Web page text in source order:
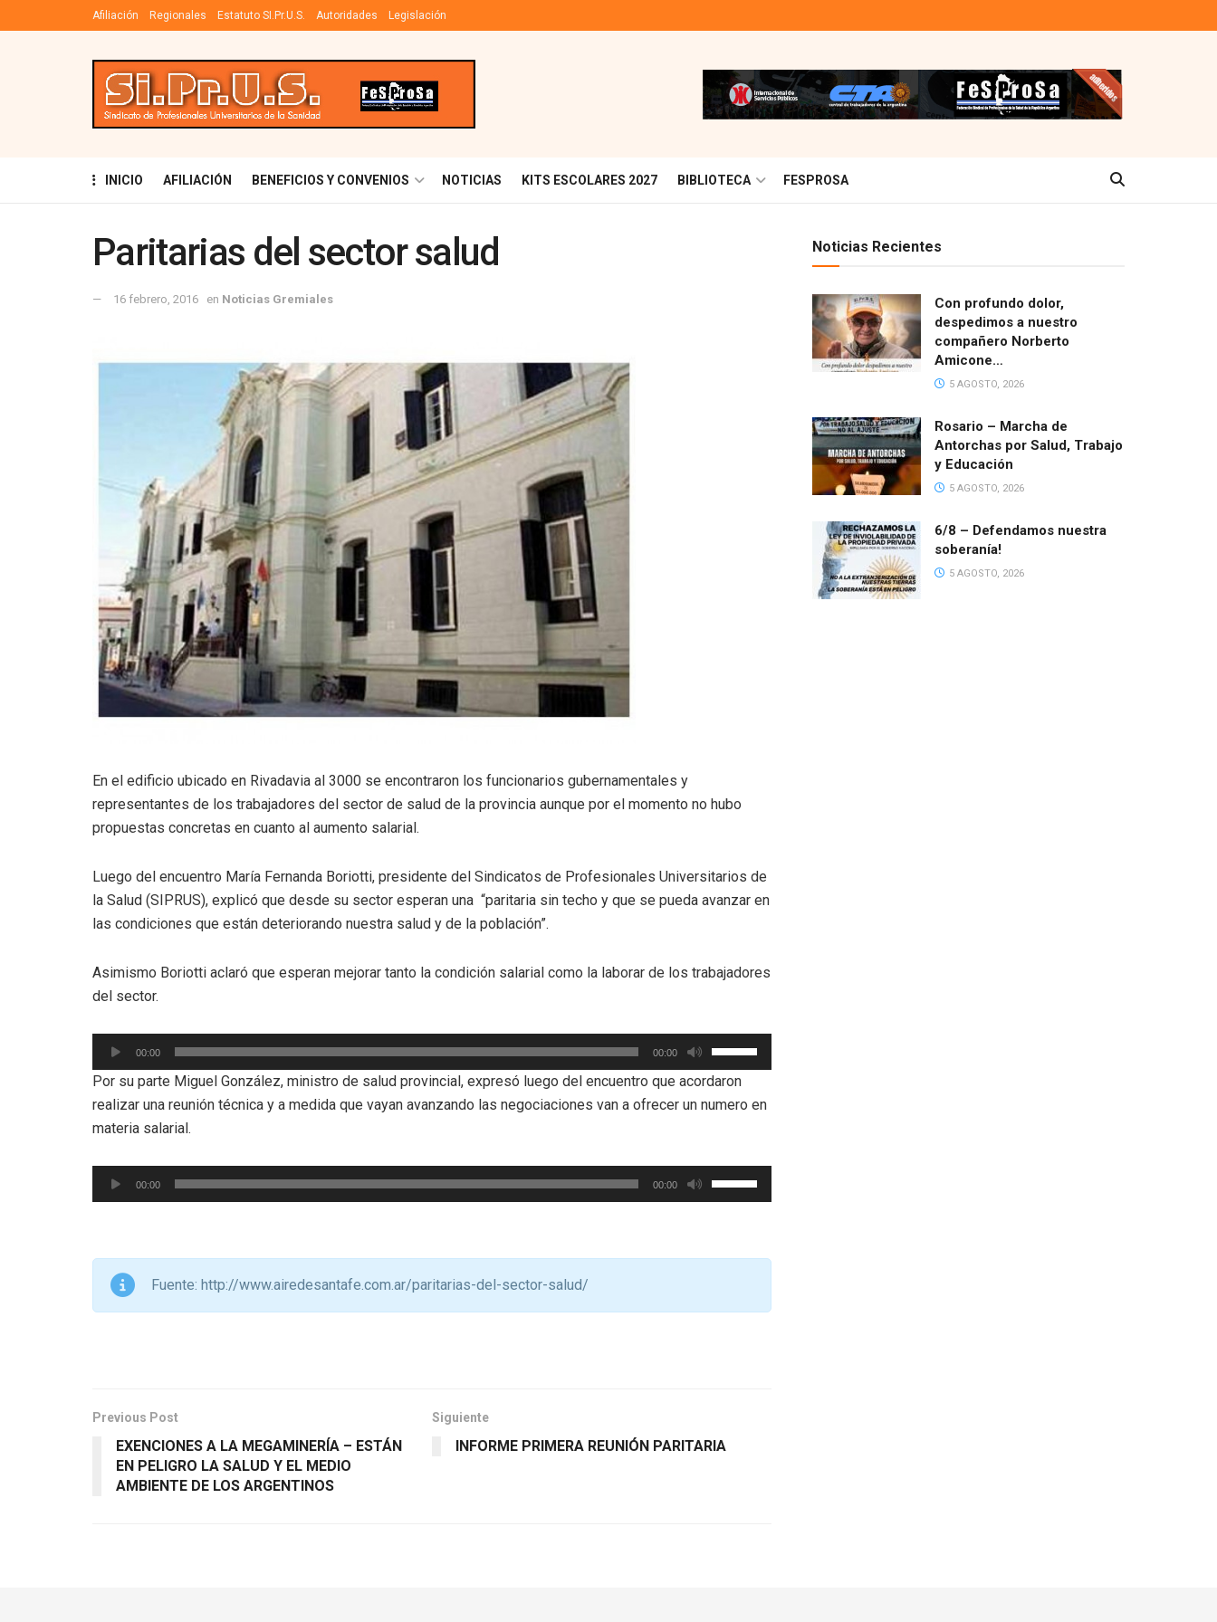
Afiliación Regionales Estatuto SI.Pr.U.S. Autoridades Legislación
INICIO AFILIACIÓN BENEFICIOS Y CONVENIOS NOTICIAS KITS ESCOLARES 2027 BIBLIOTECA FESPROSA
Paritarias del sector salud
16 febrero, 2016 en Noticias Gremiales
En el edificio ubicado en Rivadavia al 3000 se encontraron los funcionarios gubernamentales y
representantes de los trabajadores del sector de salud de la provincia aunque por el momento no hubo
propuestas concretas en cuanto al aumento salarial.
Luego del encuentro María Fernanda Boriotti, presidente del Sindicatos de Profesionales Universitarios de
la Salud (SIPRUS), explicó que desde su sector esperan una “paritaria sin techo y que se pueda avanzar en
las condiciones que están deteriorando nuestra salud y de la población”.
Asimismo Boriotti aclaró que esperan mejorar tanto la condición salarial como la laborar de los trabajadores
del sector.
Reproductor
de
audio
00:00 00:00
las
teclas
de
para
disminuir
Por su parte Miguel González, ministro de salud provincial, expresó luego del encuentro que acordaron
realizar una reunión técnica y a medida que vayan avanzando las negociaciones van a ofrecer un numero en
materia salarial.
Reproductor
de
00:00 00:00
las
para
Fuente: http://www.airedesantafe.com.ar/paritarias-del-sector-salud/
Previous Post
EXENCIONES A LA MEGAMINERÍA – ESTÁN
EN PELIGRO LA SALUD Y EL MEDIO
AMBIENTE DE LOS ARGENTINOS
Siguiente
INFORME PRIMERA REUNIÓN PARITARIA
Noticias Recientes
Con profundo dolor,
despedimos a nuestro
compañero Norberto
Amicone…
5 AGOSTO, 2026
Rosario – Marcha de
Antorchas por Salud, Trabajo
y Educación
5 AGOSTO, 2026
6/8 – Defendamos nuestra
soberanía!
5 AGOSTO, 2026